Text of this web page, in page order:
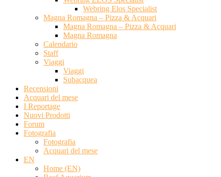
Webring Elos Specialist
Magna Romagna – Pizza & Acquari
Magna Romagna – Pizza & Acquari
Magna Romagna
Calendario
Staff
Viaggi
Viaggi
Subacquea
Recensioni
Acquari del mese
I Reportage
Nuovi Prodotti
Forum
Fotografia
Fotografia
Acquari del mese
EN
Home (EN)